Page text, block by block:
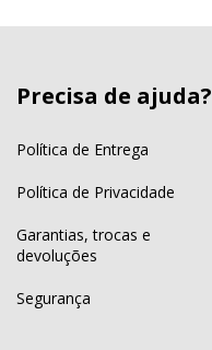
Precisa de ajuda?
Política de Entrega
Política de Privacidade
Garantias, trocas e
devoluções
Segurança